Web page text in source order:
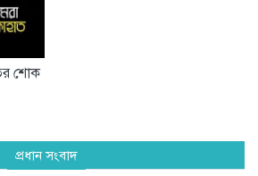
শোক
প্রধান সংবাদ